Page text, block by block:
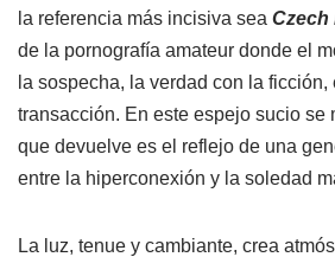
la referencia más incisiva sea Czech
de la pornografía amateur donde el
la sospecha, la verdad con la ficción,
transacción. En este espejo sucio se
que devuelve es el reflejo de una
entre la hiperconexión y la soledad
La luz, tenue y cambiante, crea